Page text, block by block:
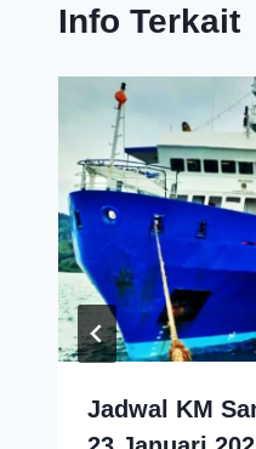
Info Terkait
Jadwal KM